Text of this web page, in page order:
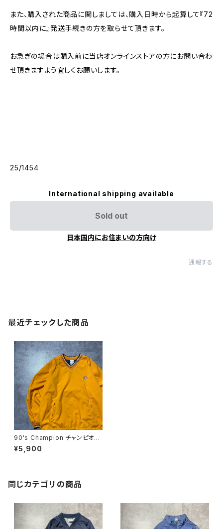
また、購入された商品に関しましては、購入日時から起算して『72
時間以内に』発送手続きの方を取らせて頂きます。
お急ぎの場合は購入前に当店オンラインストアの方にお問い合わ
せ頂きますよう宜しくお願いします。
25/1454
International shipping available
Sold out
日本国内にお住まいの方向け
通報する
最近チェックした商品
90's Champion チャンピオ
ン ワンポイント ラバーロ
ゴ ラインリブ イエロー ナ
¥5,900
同じカテゴリの商品